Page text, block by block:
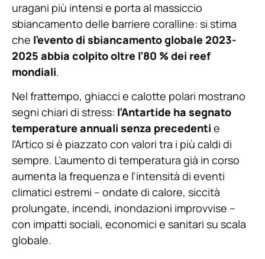
uragani più intensi e porta al massiccio
sbiancamento delle barriere coralline: si stima
che l’evento di sbiancamento globale 2023-
2025 abbia colpito oltre l’80 % dei reef
mondiali.
Nel frattempo, ghiacci e calotte polari mostrano
segni chiari di stress: l’Antartide ha segnato
temperature annuali senza precedenti e
l’Artico si è piazzato con valori tra i più caldi di
sempre. L’aumento di temperatura già in corso
aumenta la frequenza e l’intensità di eventi
climatici estremi – ondate di calore, siccità
prolungate, incendi, inondazioni improvvise –
con impatti sociali, economici e sanitari su scala
globale.